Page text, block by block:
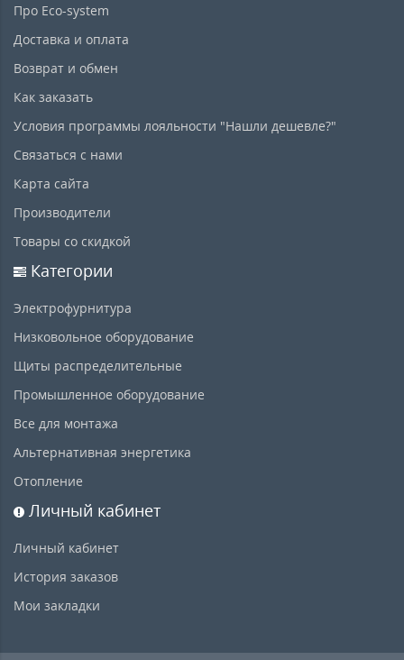
Про Eco-system
Доставка и оплата
Возврат и обмен
Как заказать
Условия программы лояльности "Нашли дешевле?"
Связаться с нами
Карта сайта
Производители
Товары со скидкой
Категории
Электрофурнитура
Низковольное оборудование
Щиты распределительные
Промышленное оборудование
Все для монтажа
Альтернативная энергетика
Отопление
Личный кабинет
Личный кабинет
История заказов
Мои закладки